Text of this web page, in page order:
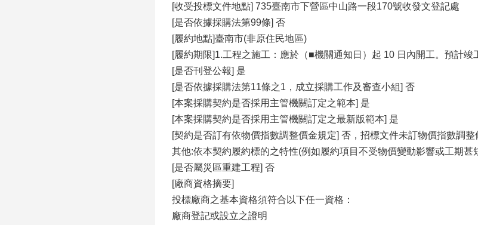
[收受投標文件地點] 735臺南市下營區中山路一段170號收發文登記處
[是否依據採購法第99條] 否
[履約地點]臺南市(非原住民地區)
[履約期限]1.工程之施工：應於（■機關通知日）起 10 日內開工。預計竣
[是否刊登公報] 是
[是否依據採購法第11條之1，成立採購工作及審查小組] 否
[本案採購契約是否採用主管機關訂定之範本] 是
[本案採購契約是否採用主管機關訂定之最新版範本] 是
[契約是否訂有依物價指數調整價金規定] 否，招標文件未訂物價指數調整
其他:依本契約履約標的之特性(例如履約項目不受物價變動影響或工期
[是否屬災區重建工程] 否
[廠商資格摘要]
投標廠商之基本資格須符合以下任一資格：
廠商登記或設立之證明